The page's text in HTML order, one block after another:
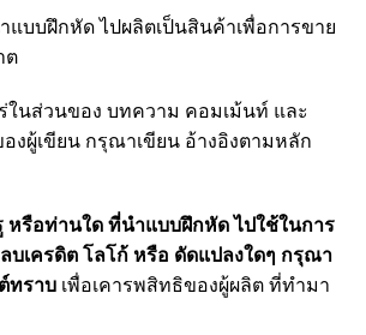
บบฝึกหัด ไปผลิตเป็นสินค้าเพื่อการขาย
ต
ในส่วนของ บทความ คอมเม้นท์ และ
งผู้เขียน กรุณาเขียน อ้างอิงตามหลัก
หรือท่านใด ที่นำแบบฝึกหัด ไปใช้ในการ
บเครดิต โลโก้ หรือ ดัดแปลงใดๆ กรุณา
ทราบ เพื่อเคารพสิทธิของผู้ผลิต ที่ทำมา